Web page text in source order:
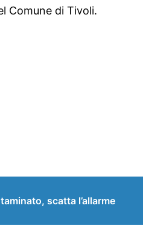
Comune di Tivoli.
scatta l’allarme